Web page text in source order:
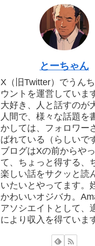
とーちゃん
X（旧Twitter）でうん
ウントを運営していま
大好き、人と話すのが
人間で、様々な話題を
かしては、フォロワー
ばれている（らしいで
ブログはXの前からや
て、ちょっと得する、
楽しい話をサクッと読
いたいとやってます。
かわいいオジバカ。
アソシエイトとして、
により収入を得ていま